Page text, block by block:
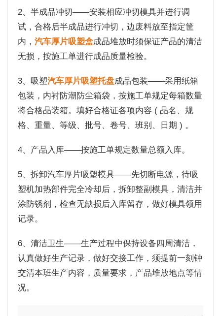
2、半成品冲切——安装相应冲切模具并进行调
试，合格后半成品进行冲切，边废料放至指定筐
内， 汽车厚片吸塑盒成品堆放时须保证产品的清洁
无损，按施工单进行成品质量检验。
3、吸塑汽车厚片吸塑托盘成品包装——采用纸箱
包装，内衬防潮防尘箱袋，按施工单规定每箱数量
将合格品装箱。填好合格证各项内容 ( 品名、规
格、重量、等级、批号、卷号、班别、日期 ) 。
4、产品入库——按施工单规定数量总额入库。
5、拆卸汽车厚片吸塑模具——先切断电源，待吸
塑机加热部件完全冷却后，拆卸整副模具，清洁并
涂防锈剂，检查无缺损后入库留存，做好模具领用
记录。
6、清洁卫生——生产过程中保持设备四周清洁，
认真做好生产记录，做好交接工作，须提前一刻钟
交清本班生产内容，质量要求，产品堆放地点等情
况。